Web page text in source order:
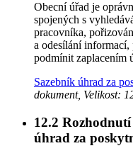
Obecní úřad je
spojených s
pracovníka,
a odesílání informací,
podmínit zaplacením
Sazebník úhrad za
dokument, Velikost:
12.2
úhrad za